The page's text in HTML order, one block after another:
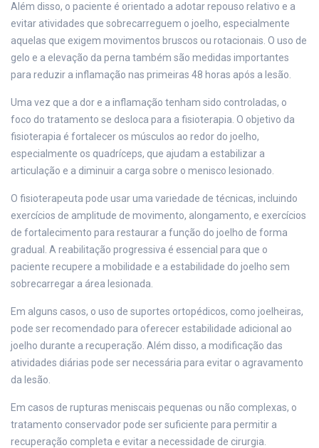
Além disso, o paciente é orientado a adotar repouso relativo e a
evitar atividades que sobrecarreguem o joelho, especialmente
aquelas que exigem movimentos bruscos ou rotacionais. O uso de
gelo e a elevação da perna também são medidas importantes
para reduzir a inflamação nas primeiras 48 horas após a lesão.
Uma vez que a dor e a inflamação tenham sido controladas, o
foco do tratamento se desloca para a fisioterapia. O objetivo da
fisioterapia é fortalecer os músculos ao redor do joelho,
especialmente os quadríceps, que ajudam a estabilizar a
articulação e a diminuir a carga sobre o menisco lesionado.
O fisioterapeuta pode usar uma variedade de técnicas, incluindo
exercícios de amplitude de movimento, alongamento, e exercícios
de fortalecimento para restaurar a função do joelho de forma
gradual. A reabilitação progressiva é essencial para que o
paciente recupere a mobilidade e a estabilidade do joelho sem
sobrecarregar a área lesionada.
Em alguns casos, o uso de suportes ortopédicos, como joelheiras,
pode ser recomendado para oferecer estabilidade adicional ao
joelho durante a recuperação. Além disso, a modificação das
atividades diárias pode ser necessária para evitar o agravamento
da lesão.
Em casos de rupturas meniscais pequenas ou não complexas, o
tratamento conservador pode ser suficiente para permitir a
recuperação completa e evitar a necessidade de cirurgia.